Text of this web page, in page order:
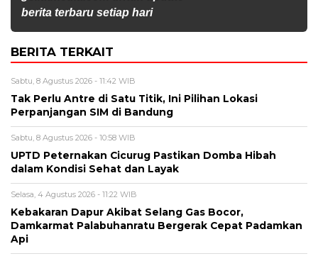
berita terbaru setiap hari
BERITA TERKAIT
Sabtu, 8 Agustus 2026 - 11:42 WIB
Tak Perlu Antre di Satu Titik, Ini Pilihan Lokasi
Perpanjangan SIM di Bandung
Sabtu, 8 Agustus 2026 - 10:58 WIB
UPTD Peternakan Cicurug Pastikan Domba Hibah
dalam Kondisi Sehat dan Layak
Selasa, 4 Agustus 2026 - 11:22 WIB
Kebakaran Dapur Akibat Selang Gas Bocor,
Damkarmat Palabuhanratu Bergerak Cepat Padamkan
Api